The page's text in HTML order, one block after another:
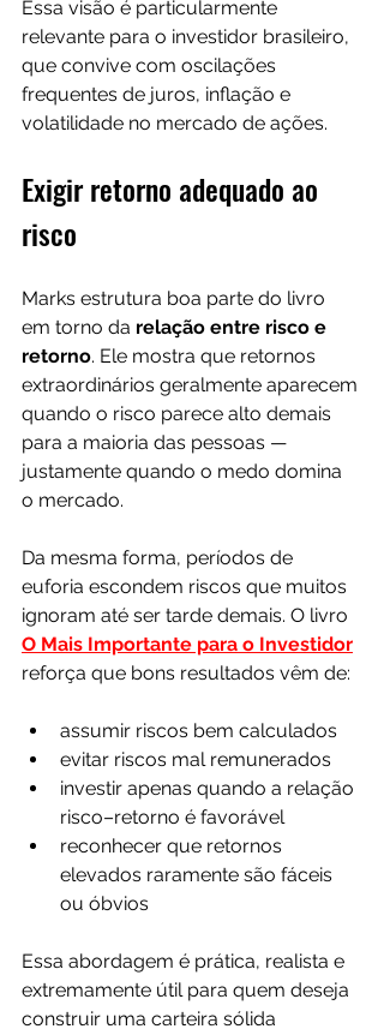
Essa visão é particularmente
relevante para o investidor brasileiro,
que convive com oscilações
frequentes de juros, inflação e
volatilidade no mercado de ações.
Exigir retorno adequado ao
risco
Marks estrutura boa parte do livro
em torno da relação entre risco e
retorno. Ele mostra que retornos
extraordinários geralmente aparecem
quando o risco parece alto demais
para a maioria das pessoas —
justamente quando o medo domina
o mercado.
Da mesma forma, períodos de
euforia escondem riscos que muitos
ignoram até ser tarde demais. O livro
O Mais Importante para o Investidor
reforça que bons resultados vêm de:
assumir riscos bem calculados
evitar riscos mal remunerados
investir apenas quando a relação
risco–retorno é favorável
reconhecer que retornos
elevados raramente são fáceis
ou óbvios
Essa abordagem é prática, realista e
extremamente útil para quem deseja
construir uma carteira sólida